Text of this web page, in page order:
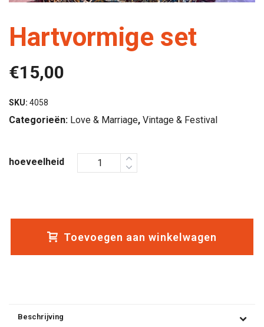
Hartvormige set
€15,00
SKU: 4058
Categorieën: Love & Marriage, Vintage & Festival
hoeveelheid
Toevoegen aan winkelwagen
Beschrijving